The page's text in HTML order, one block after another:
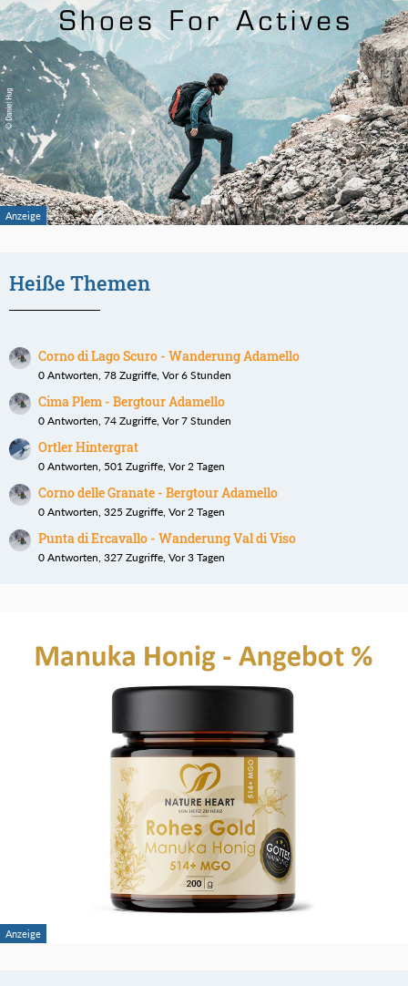
Heiße Themen
Corno di Lago Scuro - Wanderung Adamello
0 Antworten, 78 Zugriffe, Vor 6 Stunden
Cima Plem - Bergtour Adamello
0 Antworten, 74 Zugriffe, Vor 7 Stunden
Ortler Hintergrat
0 Antworten, 501 Zugriffe, Vor 2 Tagen
Corno delle Granate - Bergtour Adamello
0 Antworten, 325 Zugriffe, Vor 2 Tagen
Punta di Ercavallo - Wanderung Val di Viso
0 Antworten, 327 Zugriffe, Vor 3 Tagen